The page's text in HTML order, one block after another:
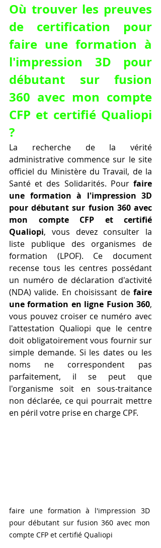
Où trouver les preuves
de certification pour
faire une formation à
l'impression 3D pour
débutant sur fusion
360 avec mon compte
CFP et certifié Qualiopi
?
La recherche de la vérité
administrative commence sur le site
officiel du Ministère du Travail, de la
Santé et des Solidarités. Pour faire
une formation à l'impression 3D
pour débutant sur fusion 360 avec
mon compte CFP et certifié
Qualiopi, vous devez consulter la
liste publique des organismes de
formation (LPOF). Ce document
recense tous les centres possédant
un numéro de déclaration d'activité
(NDA) valide. En choisissant de faire
une formation en ligne Fusion 360,
vous pouvez croiser ce numéro avec
l'attestation Qualiopi que le centre
doit obligatoirement vous fournir sur
simple demande. Si les dates ou les
noms ne correspondent pas
parfaitement, il se peut que
l'organisme soit en sous-traitance
non déclarée, ce qui pourrait mettre
en péril votre prise en charge CPF.
faire une formation à l'impression 3D
pour débutant sur fusion 360 avec mon
compte CFP et certifié Qualiopi